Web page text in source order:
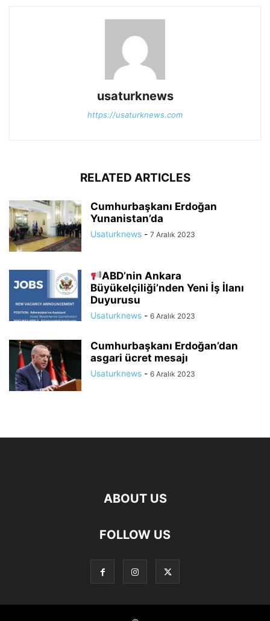
usaturknews
https://usaturknews.com
RELATED ARTICLES
Cumhurbaşkanı Erdoğan
Yunanistan’da
Usaturknews - 7 Aralık 2023
ABD’nin Ankara
Büyükelçiliği’nden Yeni İş İlanı
Duyurusu
Usaturknews - 6 Aralık 2023
Cumhurbaşkanı Erdoğan’dan
asgari ücret mesajı
Usaturknews - 6 Aralık 2023
ABOUT US
FOLLOW US